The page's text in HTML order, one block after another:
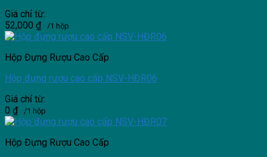
Giá chỉ từ:
52,000 ₫ /1 hộp
Hộp Đựng Rượu Cao Cấp
Hộp đựng rượu cao cấp NSV-HĐR06
Giá chỉ từ:
0 ₫ /1 hộp
Hộp Đựng Rượu Cao Cấp